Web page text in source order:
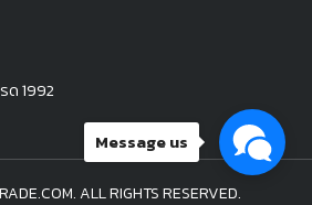
ด 1992
ALL RIGHTS RESERVED.
Message us